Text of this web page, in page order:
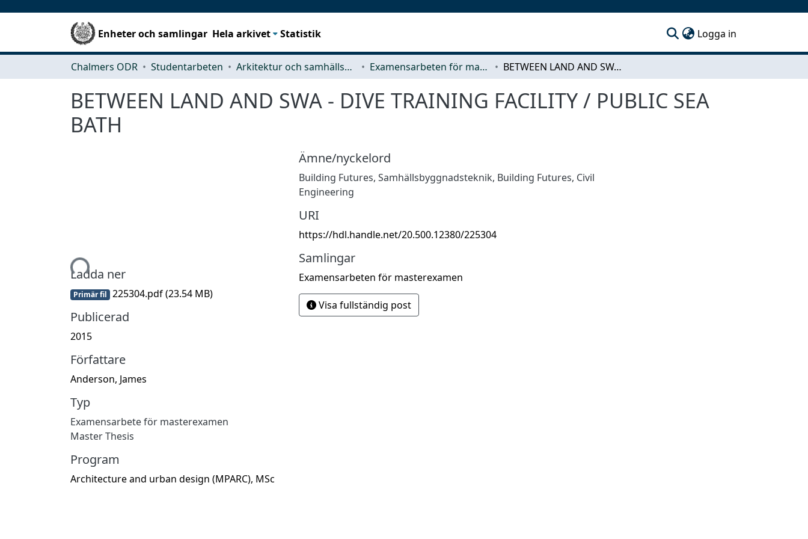
Enheter och samlingar Hela arkivet Statistik Logga in
Chalmers ODR Studentarbeten Arkitektur och samhällsbyggnadsteknik (ACE) Examensarbeten för masterexamen BETWEEN LAND AND SWA - DIVE TRAINING FACILITY / PUBLIC SEA BATH
BETWEEN LAND AND SWA - DIVE TRAINING FACILITY / PUBLIC SEA
BATH
Hämtar...Ladda ner
Primär fil 225304.pdf(23.54 MB)
Publicerad
2015
Författare
Anderson, James
Typ
Examensarbete för masterexamen
Master Thesis
Program
Architecture and urban design (MPARC), MSc
Ämne/nyckelord
Building Futures, Samhällsbyggnadsteknik, Building Futures, Civil
Engineering
URI
https://hdl.handle.net/20.500.12380/225304
Samlingar
Examensarbeten för masterexamen
Visa fullständig post